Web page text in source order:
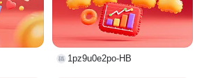
1pz9u0e2po-HB